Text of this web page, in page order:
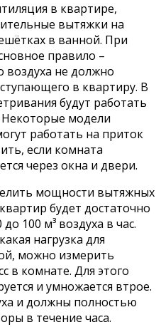
в квартире,
вытяжки на
в ванной. При
правило –
воздуха не должно
в квартиру. В
будут работать
модели
работать на приток
если комната
через окна и двери.
мощности вытяжных
будет достаточно
100 м³ воздуха в час.
нагрузка для
можно измерить
в комнате. Для этого
и умножается втрое.
и должны полностью
в течение часа.